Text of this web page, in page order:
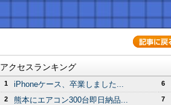
アクセスランキング
1 iPhoneケース、卒業しました...
2 熊本にエアコン300台即日納品...
6
7